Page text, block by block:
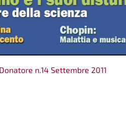
n.14 Settembre 2011